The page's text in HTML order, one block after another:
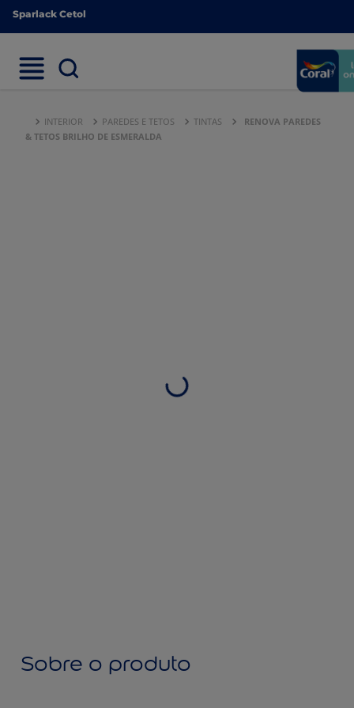
Sparlack Cetol
Sparlack Cetol
INTERIOR PAREDES E TETOS TINTAS
RENOVA PAREDES
& TETOS BRILHO DE ESMERALDA
Sobre o produto